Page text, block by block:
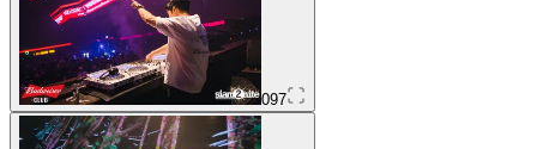
097